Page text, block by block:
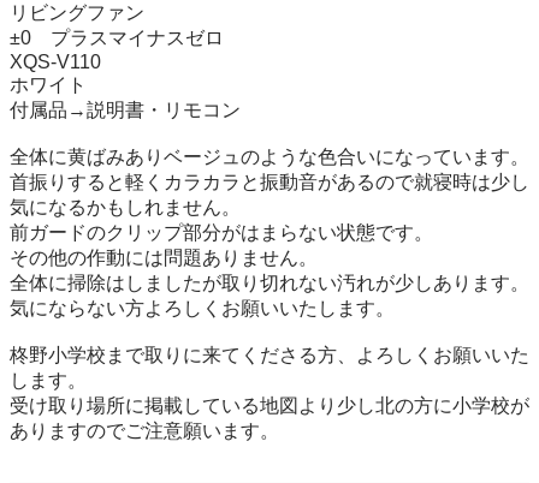
リビングファン
±0　プラスマイナスゼロ
XQS-V110
ホワイト
付属品→説明書・リモコン
全体に黄ばみありベージュのような色合いになっています。
首振りすると軽くカラカラと振動音があるので就寝時は少し
気になるかもしれません。
前ガードのクリップ部分がはまらない状態です。
その他の作動には問題ありません。
全体に掃除はしましたが取り切れない汚れが少しあります。
気にならない方よろしくお願いいたします。
柊野小学校まで取りに来てくださる方、よろしくお願いいた
します。
受け取り場所に掲載している地図より少し北の方に小学校が
ありますのでご注意願います。